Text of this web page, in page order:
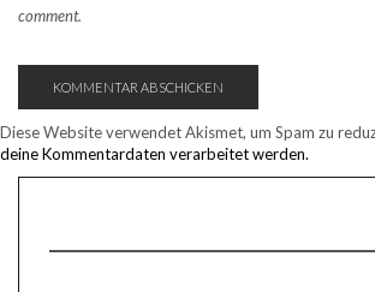
comment.
Diese Website verwendet Akismet, um Spam zu
deine Kommentardaten verarbeitet werden.